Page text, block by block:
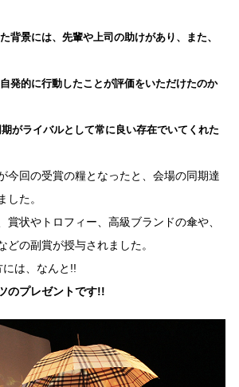
背景には、先輩や上司の助けがあり、また、
発的に行動したことが評価をいただけたのか
がライバルとして常に良い存在でいてくれた
今回の受賞の糧となったと、会場の同期達
した。
賞状やトロフィー、高級ブランドの傘や、
どの副賞が授与されました。
は、なんと!!
のプレゼントです!!